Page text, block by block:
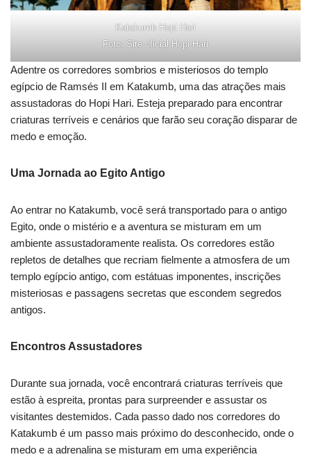
Katakumb Hopi Hari
Foto: Site oficial Hopi Hari
Adentre os corredores sombrios e misteriosos do templo
egípcio de Ramsés II em Katakumb, uma das atrações mais
assustadoras do Hopi Hari. Esteja preparado para encontrar
criaturas terríveis e cenários que farão seu coração disparar de
medo e emoção.
Uma Jornada ao Egito Antigo
Ao entrar no Katakumb, você será transportado para o antigo
Egito, onde o mistério e a aventura se misturam em um
ambiente assustadoramente realista. Os corredores estão
repletos de detalhes que recriam fielmente a atmosfera de um
templo egípcio antigo, com estátuas imponentes, inscrições
misteriosas e passagens secretas que escondem segredos
antigos.
Encontros Assustadores
Durante sua jornada, você encontrará criaturas terríveis que
estão à espreita, prontas para surpreender e assustar os
visitantes destemidos. Cada passo dado nos corredores do
Katakumb é um passo mais próximo do desconhecido, onde o
medo e a adrenalina se misturam em uma experiência